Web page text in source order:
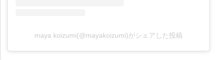
maya koizumi(@mayakoizumi)がシェアした投稿